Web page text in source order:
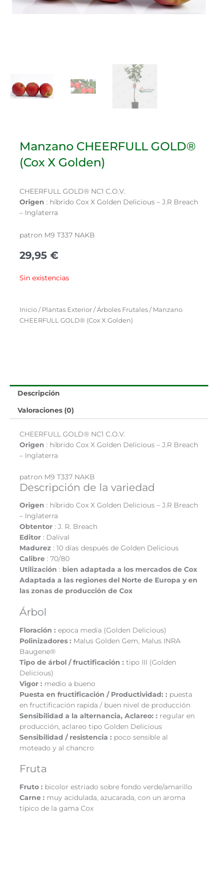
Manzano CHEERFULL GOLD®
(Cox X Golden)
CHEERFULL GOLD® NC1 C.O.V.
Origen : híbrido Cox X Golden Delicious – J.R Breach
– Inglaterra
patron M9 T337 NAKB
29,95 €
Sin existencias
Inicio / Plantas Exterior /Árboles Frutales / Manzano
CHEERFULL GOLD® (Cox X Golden)
Descripción
Valoraciones (0)
CHEERFULL GOLD® NC1 C.O.V.
Origen : híbrido Cox X Golden Delicious – J.R Breach
– Inglaterra
patron M9 T337 NAKB
Descripción de la variedad
Origen : híbrido Cox X Golden Delicious – J.R Breach
– Inglaterra
Obtentor : J. R. Breach
Editor : Dalival
Madurez : 10 días después de Golden Delicious
Calibre : 70/80
Utilización : bien adaptada a los mercados de Cox
Adaptada a las regiones del Norte de Europa y en
las zonas de producción de Cox
Árbol
Floración : epoca media (Golden Delicious)
Polinizadores : Malus Golden Gem, Malus INRA
Baugene®
Tipo de árbol / fructificación : tipo III (Golden
Delicious)
Vigor : medio a bueno
Puesta en fructificación / Productividad: : puesta
en fructificación rapida / buen nivel de producción
Sensibilidad a la alternancia, Aclareo: : regular en
producción, aclareo tipo Golden Delicious
Sensibilidad / resistencia : poco sensible al
moteado y al chancro
Fruta
Fruto : bicolor estriado sobre fondo verde/amarillo
Carne : muy acidulada, azucarada, con un aroma
típico de la gama Cox